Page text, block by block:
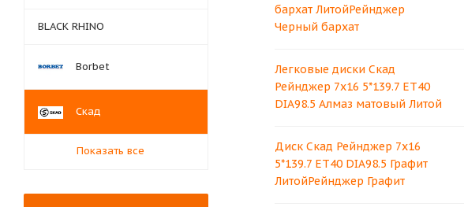
бархат ЛитойРейнджер
Черный бархат
Легковые диски Скад
Рейнджер 7x16 5*139.7 ET40
DIA98.5 Алмаз матовый Литой
Диск Скад Рейнджер 7x16
5*139.7 ET40 DIA98.5 Графит
ЛитойРейнджер Графит
BLACK RHINO
Borbet
Скад
Показать все